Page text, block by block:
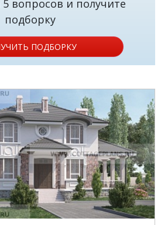
вопросов и получите
подборку
ПОДБОРКУ